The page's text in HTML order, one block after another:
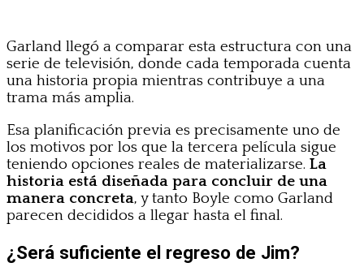
Garland llegó a comparar esta estructura con una
serie de televisión, donde cada temporada cuenta
una historia propia mientras contribuye a una
trama más amplia.
Esa planificación previa es precisamente uno de
los motivos por los que la tercera película sigue
teniendo opciones reales de materializarse. La
historia está diseñada para concluir de una
manera concreta, y tanto Boyle como Garland
parecen decididos a llegar hasta el final.
¿Será suficiente el regreso de Jim?